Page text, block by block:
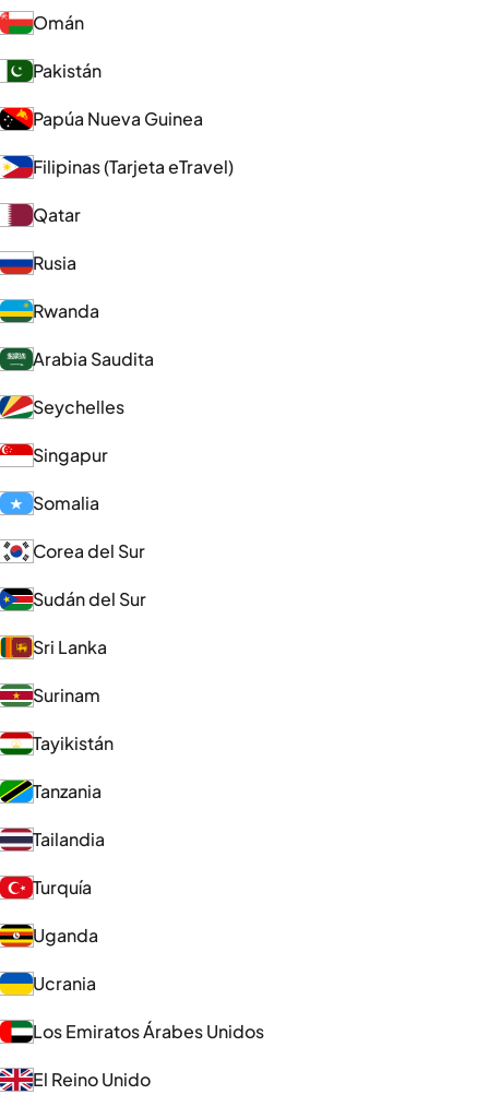
Omán
Pakistán
Papúa Nueva Guinea
Filipinas (Tarjeta eTravel)
Qatar
Rusia
Rwanda
Arabia Saudita
Seychelles
Singapur
Somalia
Corea del Sur
Sudán del Sur
Sri Lanka
Surinam
Tayikistán
Tanzania
Tailandia
Turquía
Uganda
Ucrania
Los Emiratos Árabes Unidos
El Reino Unido